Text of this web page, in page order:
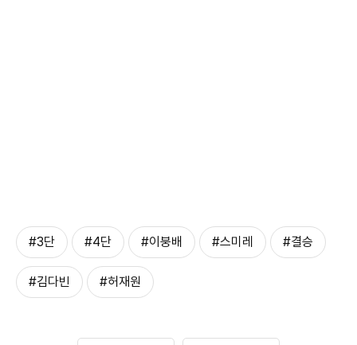
#3단 #4단 #이붕배 #스미레 #결승
#김다빈 #허재원